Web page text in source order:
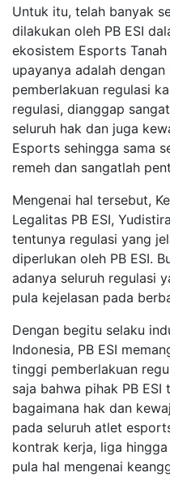
Untuk itu, telah banyak
dilakukan oleh PB ESI
ekosistem Esports
upayanya adalah
pemberlakuan regulasi
regulasi, dianggap
seluruh hak dan juga
Esports sehingga sama
remeh dan sangatlah
Mengenai hal tersebut,
Legalitas PB ESI,
tentunya regulasi yang
diperlukan oleh PB ESI.
adanya seluruh regulasi
pula kejelasan pada
Dengan begitu selaku
Indonesia, PB ESI
tinggi pemberlakuan
saja bahwa pihak PB ESI
bagaimana hak dan
pada seluruh atlet
kontrak kerja, liga
pula hal mengenai